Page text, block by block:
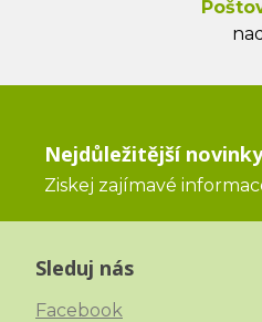
Nejdůležitější
Ziskej zajímavé
Sleduj nás
Facebook